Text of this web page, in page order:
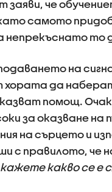
заяви, че
самото
непрекъснато то
на
да
помощ.
за оказване на
на сърцето и
с правилото, че
какво се е